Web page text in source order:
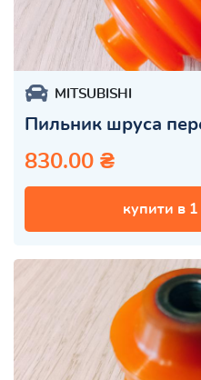
MITSUBISHI
Пильник шруса
830.00 ₴
купити в 1